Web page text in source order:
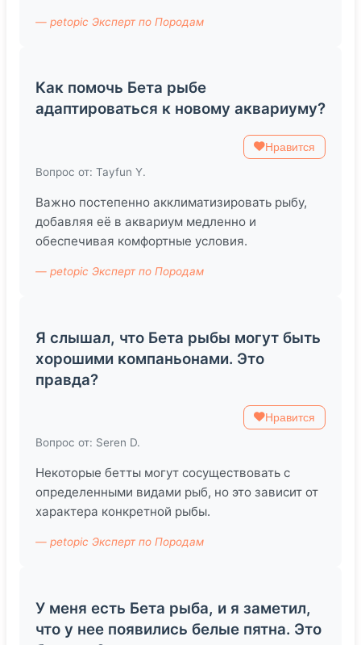
— petopic Эксперт по Породам
Как помочь Бета рыбе
адаптироваться к новому аквариуму?
Нравится
Вопрос от: Tayfun Y.
Важно постепенно акклиматизировать рыбу,
добавляя её в аквариум медленно и
обеспечивая комфортные условия.
— petopic Эксперт по Породам
Я слышал, что Бета рыбы могут быть
хорошими компаньонами. Это
правда?
Нравится
Вопрос от: Seren D.
Некоторые бетты могут сосуществовать с
определенными видами рыб, но это зависит от
характера конкретной рыбы.
— petopic Эксперт по Породам
У меня есть Бета рыба, и я заметил,
что у нее появились белые пятна. Это